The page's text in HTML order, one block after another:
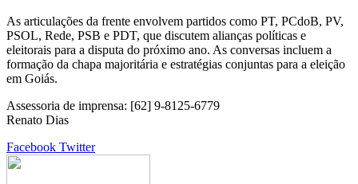
As articulações da frente envolvem partidos como PT, PCdoB, PV,
PSOL, Rede, PSB e PDT, que discutem alianças políticas e
eleitorais para a disputa do próximo ano. As conversas incluem a
formação da chapa majoritária e estratégias conjuntas para a eleição
em Goiás.
Assessoria de imprensa: [62] 9-8125-6779
Renato Dias
Facebook TwitterGoogle+
LinkedIn
StumbleUpon
Tumblr
Pinterest
Reddit
VKontakte
Share
Print